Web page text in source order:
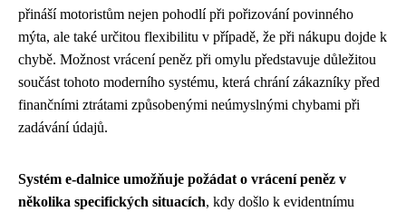
přináší motoristům nejen pohodlí při pořizování povinného
mýta, ale také určitou flexibilitu v případě, že při nákupu dojde k
chybě. Možnost vrácení peněz při omylu představuje důležitou
součást tohoto moderního systému, která chrání zákazníky před
finančními ztrátami způsobenými neúmyslnými chybami při
zadávání údajů.
Systém e-dalnice umožňuje požádat o vrácení peněz v
několika specifických situacích, kdy došlo k evidentnímu